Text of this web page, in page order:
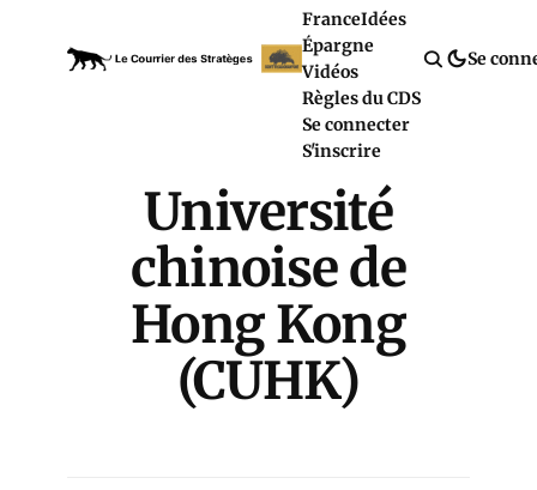
FranceIdées
Épargne
Vidéos
Règles du CDS
Se connecter
S'inscrire
Se
Université
chinoise de
Hong Kong
(CUHK)